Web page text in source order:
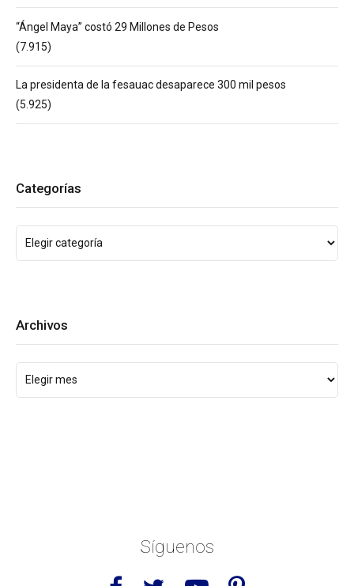
“Ángel Maya” costó 29 Millones de Pesos
(7.915)
La presidenta de la fesauac desaparece 300 mil pesos
(5.925)
Categorías
Archivos
Síguenos